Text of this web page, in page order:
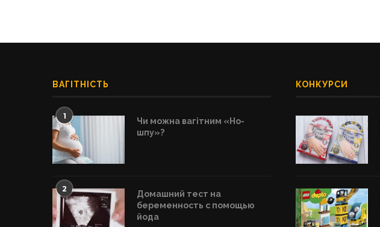
ВАГІТНІСТЬ
1
Чи можна вагітним «Но-
шпу»?
2
Домашний тест на
беременность с помощью
йода
КОНКУРСИ